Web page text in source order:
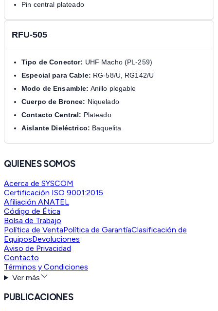
Pin central plateado
RFU-505
Tipo de Conector: UHF Macho (PL-259)
Especial para Cable: RG-58/U, RG142/U
Modo de Ensamble: Anillo plegable
Cuerpo de Bronce: Niquelado
Contacto Central: Plateado
Aislante Dieléctrico: Baquelita
QUIENES SOMOS
Acerca de SYSCOM
Certificación ISO 9001:2015
Afiliación ANATEL
Código de Ética
Bolsa de Trabajo
Política de VentaPolítica de GarantíaClasificación de
EquiposDevoluciones
Aviso de Privacidad
Contacto
Términos y Condiciones
Ver más
PUBLICACIONES